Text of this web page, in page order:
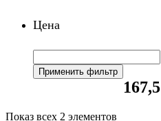
Цена
Применить фильтр
167,5
Показ всех 2 элементов